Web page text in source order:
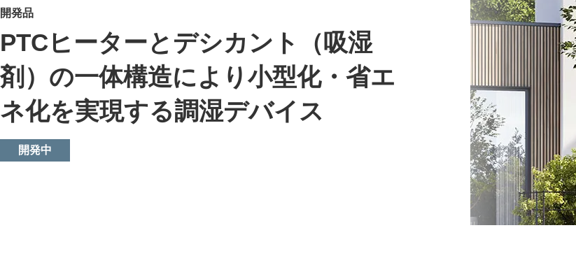
開発品
PTCヒーターとデシカント（吸湿
剤）の一体構造により小型化・省エ
ネ化を実現する調湿デバイス
開発中